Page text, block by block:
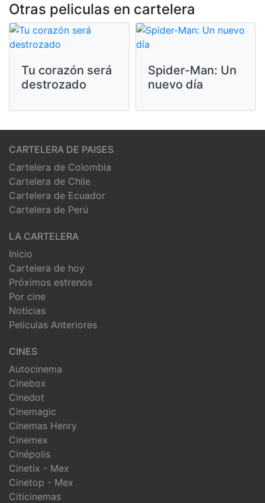
Otras peliculas en cartelera
Tu corazón será
destrozado
Spider-Man: Un
nuevo día
CARTELERA DE PAISES
Cartelera de Colombia
Cartelera de Chile
Cartelera de Ecuador
Cartelera de Perú
LA CARTELERA
Inicio
Cartelera de hoy
Próximos estrenos
Por cine
Noticias
Peliculas Anteriores
CINES
Autocinema
Cinebox
Cinedot
Cinemagic
Cinemas Henry
Cinemex
Cinépolis
Cinetix - Mex
Cinetop - Mex
Citicinemas